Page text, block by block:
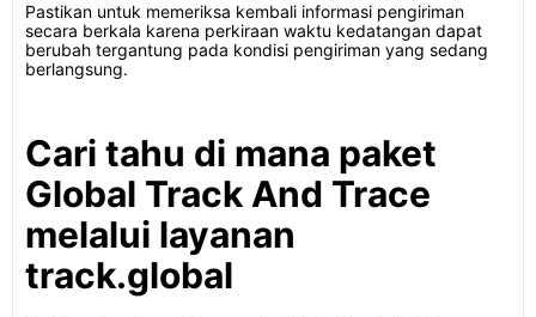
Pastikan untuk memeriksa kembali informasi pengiriman
secara berkala karena perkiraan waktu kedatangan dapat
berubah tergantung pada kondisi pengiriman yang sedang
berlangsung.
Cari tahu di mana paket
Global Track And Trace
melalui layanan
track.global